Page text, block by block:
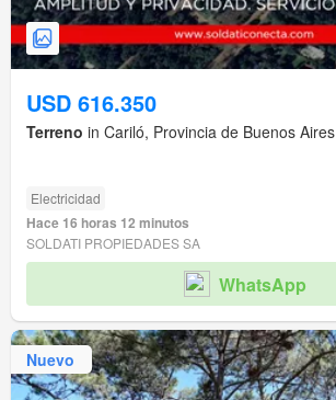
USD 616.350
Terreno in Cariló, Provincia de Buenos Aires
Electricidad
Hace 16 horas 12 minutos
SOLDATI PROPIEDADES SA
WhatsApp
Nuevo